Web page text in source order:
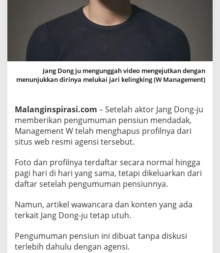
n
n
J
g
D
o
n
-
J
u
A
e
n
Jang Dong ju mengunggah video mengejutkan dengan
menunjukkan dirinya melukai jari kelingking (W Management)
Malanginspirasi.com – Setelah aktor Jang Dong-ju
memberikan pengumuman pensiun mendadak,
Management W telah menghapus profilnya dari
situs web resmi agensi tersebut.
Foto dan profilnya terdaftar secara normal hingga
pagi hari di hari yang sama, tetapi dikeluarkan dari
daftar setelah pengumuman pensiunnya.
Namun, artikel wawancara dan konten yang ada
terkait Jang Dong-ju tetap utuh.
Pengumuman pensiun ini dibuat tanpa diskusi
terlebih dahulu dengan agensi.